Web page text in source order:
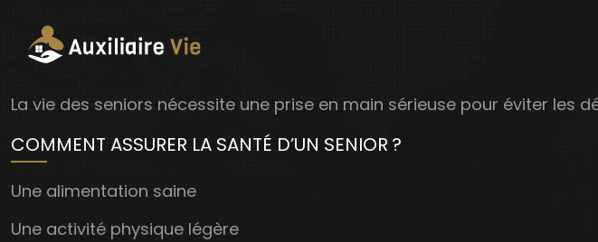
La vie des seniors nécessite une prise en main sérieuse pour éviter les
COMMENT ASSURER LA SANTÉ D’UN SENIOR ?
Une alimentation saine
Une activité physique légère